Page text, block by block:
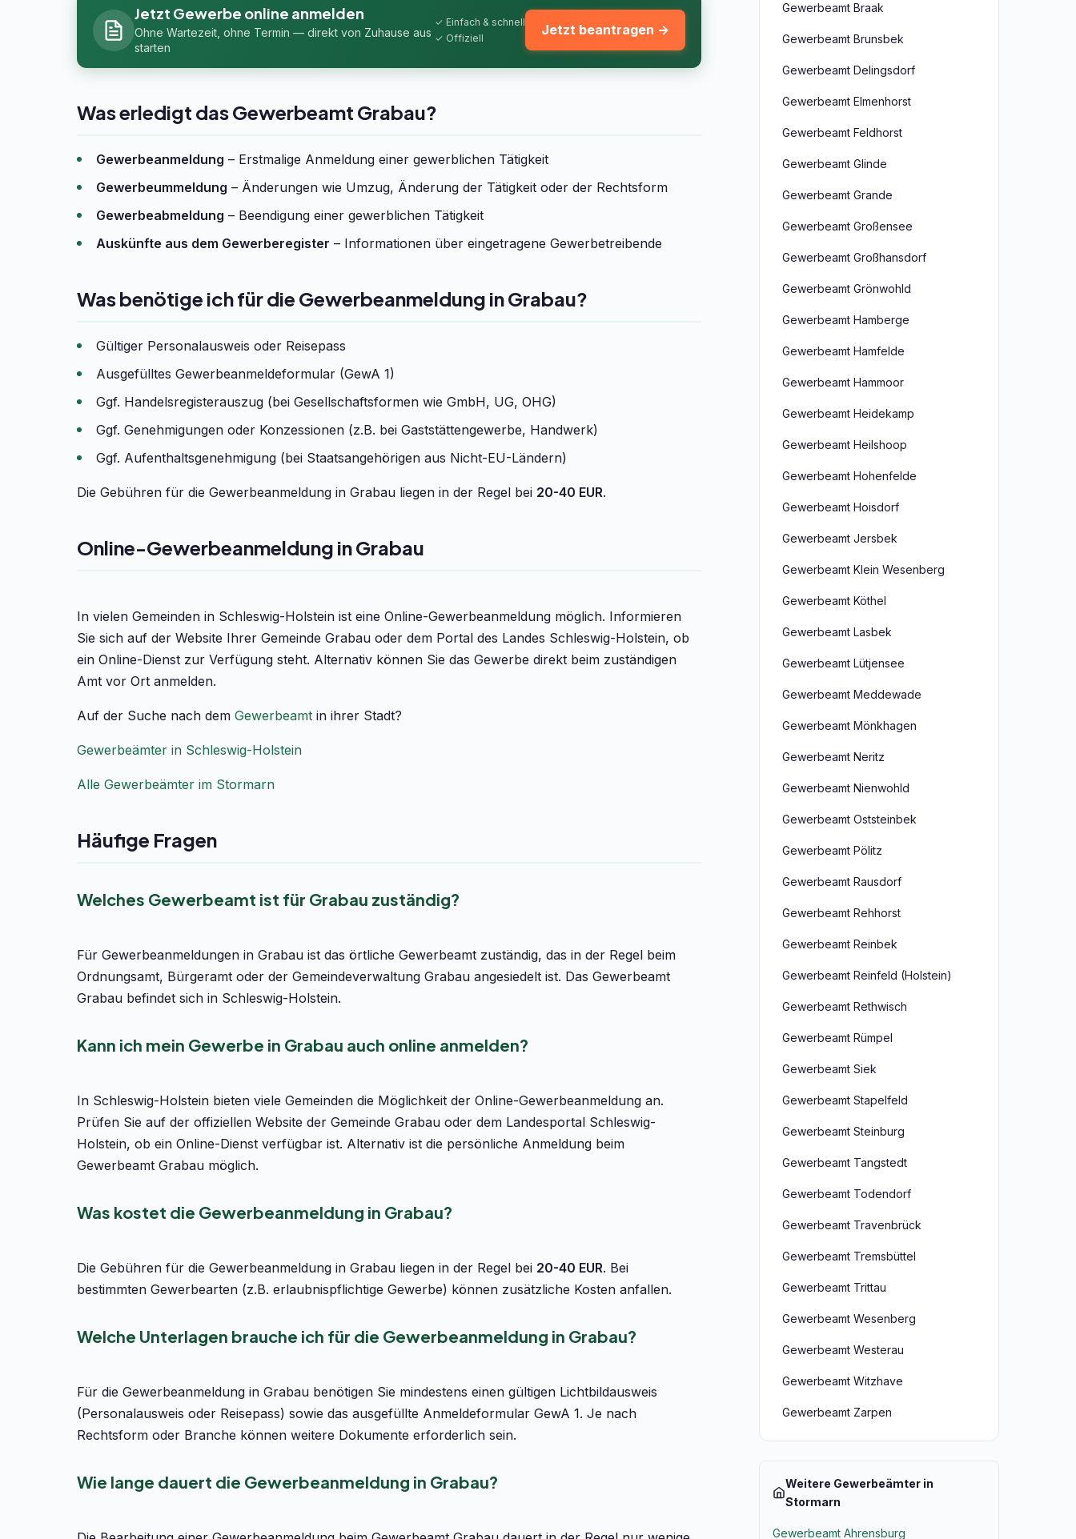
Jetzt Gewerbe online anmelden
Ohne Wartezeit, ohne Termin — direkt von Zuhause aus
starten
✓ Einfach & schnell
✓ Offiziell
Jetzt beantragen →
Was erledigt das Gewerbeamt Grabau?
Gewerbeanmeldung – Erstmalige Anmeldung einer gewerblichen Tätigkeit
Gewerbeummeldung – Änderungen wie Umzug, Änderung der Tätigkeit oder der Rechtsform
Gewerbeabmeldung – Beendigung einer gewerblichen Tätigkeit
Auskünfte aus dem Gewerberegister – Informationen über eingetragene Gewerbetreibende
Was benötige ich für die Gewerbeanmeldung in Grabau?
Gültiger Personalausweis oder Reisepass
Ausgefülltes Gewerbeanmeldeformular (GewA 1)
Ggf. Handelsregisterauszug (bei Gesellschaftsformen wie GmbH, UG, OHG)
Ggf. Genehmigungen oder Konzessionen (z.B. bei Gaststättengewerbe, Handwerk)
Ggf. Aufenthaltsgenehmigung (bei Staatsangehörigen aus Nicht-EU-Ländern)
Die Gebühren für die Gewerbeanmeldung in Grabau liegen in der Regel bei 20-40 EUR.
Online-Gewerbeanmeldung in Grabau
In vielen Gemeinden in Schleswig-Holstein ist eine Online-Gewerbeanmeldung möglich. Informieren
Sie sich auf der Website Ihrer Gemeinde Grabau oder dem Portal des Landes Schleswig-Holstein, ob
ein Online-Dienst zur Verfügung steht. Alternativ können Sie das Gewerbe direkt beim zuständigen
Amt vor Ort anmelden.
Auf der Suche nach dem Gewerbeamt in ihrer Stadt?
Gewerbeämter in Schleswig-Holstein
Alle Gewerbeämter im Stormarn
Häufige Fragen
Welches Gewerbeamt ist für Grabau zuständig?
Für Gewerbeanmeldungen in Grabau ist das örtliche Gewerbeamt zuständig, das in der Regel beim
Ordnungsamt, Bürgeramt oder der Gemeindeverwaltung Grabau angesiedelt ist. Das Gewerbeamt
Grabau befindet sich in Schleswig-Holstein.
Kann ich mein Gewerbe in Grabau auch online anmelden?
In Schleswig-Holstein bieten viele Gemeinden die Möglichkeit der Online-Gewerbeanmeldung an.
Prüfen Sie auf der offiziellen Website der Gemeinde Grabau oder dem Landesportal Schleswig-
Holstein, ob ein Online-Dienst verfügbar ist. Alternativ ist die persönliche Anmeldung beim
Gewerbeamt Grabau möglich.
Was kostet die Gewerbeanmeldung in Grabau?
Die Gebühren für die Gewerbeanmeldung in Grabau liegen in der Regel bei 20-40 EUR. Bei
bestimmten Gewerbearten (z.B. erlaubnispflichtige Gewerbe) können zusätzliche Kosten anfallen.
Welche Unterlagen brauche ich für die Gewerbeanmeldung in Grabau?
Für die Gewerbeanmeldung in Grabau benötigen Sie mindestens einen gültigen Lichtbildausweis
(Personalausweis oder Reisepass) sowie das ausgefüllte Anmeldeformular GewA 1. Je nach
Rechtsform oder Branche können weitere Dokumente erforderlich sein.
Wie lange dauert die Gewerbeanmeldung in Grabau?
Gewerbeamt Braak
Gewerbeamt Brunsbek
Gewerbeamt Delingsdorf
Gewerbeamt Elmenhorst
Gewerbeamt Feldhorst
Gewerbeamt Glinde
Gewerbeamt Grande
Gewerbeamt Großensee
Gewerbeamt Großhansdorf
Gewerbeamt Grönwohld
Gewerbeamt Hamberge
Gewerbeamt Hamfelde
Gewerbeamt Hammoor
Gewerbeamt Heidekamp
Gewerbeamt Heilshoop
Gewerbeamt Hohenfelde
Gewerbeamt Hoisdorf
Gewerbeamt Jersbek
Gewerbeamt Klein Wesenberg
Gewerbeamt Köthel
Gewerbeamt Lasbek
Gewerbeamt Lütjensee
Gewerbeamt Meddewade
Gewerbeamt Mönkhagen
Gewerbeamt Neritz
Gewerbeamt Nienwohld
Gewerbeamt Oststeinbek
Gewerbeamt Pölitz
Gewerbeamt Rausdorf
Gewerbeamt Rehhorst
Gewerbeamt Reinbek
Gewerbeamt Reinfeld (Holstein)
Gewerbeamt Rethwisch
Gewerbeamt Rümpel
Gewerbeamt Siek
Gewerbeamt Stapelfeld
Gewerbeamt Steinburg
Gewerbeamt Tangstedt
Gewerbeamt Todendorf
Gewerbeamt Travenbrück
Gewerbeamt Tremsbüttel
Gewerbeamt Trittau
Gewerbeamt Wesenberg
Gewerbeamt Westerau
Gewerbeamt Witzhave
Gewerbeamt Zarpen
Weitere Gewerbeämter in
Stormarn
Gewerbeamt Ahrensburg